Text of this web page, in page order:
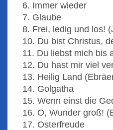
6. Immer wieder
7. Glaube
8. Frei, ledig und los!
10. Du bist Christus,
11. Du liebst mich bis
12. Du hast mir viel
13. Heilig Land
14. Golgatha
15. Wenn einst die
16. O, Wunder groß!
17. Osterfreude